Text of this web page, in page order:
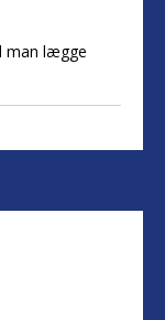
man lægge